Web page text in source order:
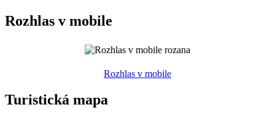
Rozhlas v mobile
Rozhlas v mobile
Turistická mapa